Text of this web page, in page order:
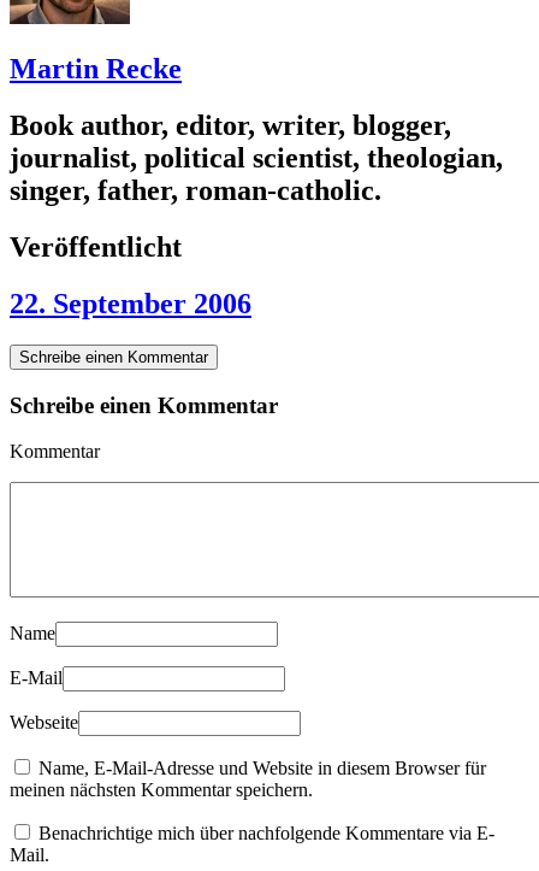
Martin Recke
Book author, editor, writer, blogger,
journalist, political scientist, theologian,
singer, father, roman-catholic.
Veröffentlicht
22. September 2006
Schreibe einen Kommentar
Schreibe einen Kommentar
Kommentar
Name
E-Mail
Webseite
Name, E-Mail-Adresse und Website in diesem Browser für
meinen nächsten Kommentar speichern.
Benachrichtige mich über nachfolgende Kommentare via E-
Mail.